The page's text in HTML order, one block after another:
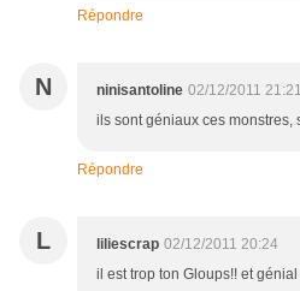
Répondre
N ninisantoline 02/12/2011 21:21
ils sont géniaux ces monstres,
Répondre
L liliescrap 02/12/2011 20:24
il est trop ton Gloups!! et